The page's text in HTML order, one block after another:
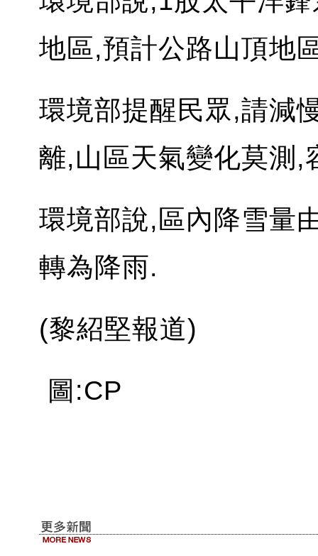
地區,預計公路山頂地
環境部提醒民眾,請減
離,山區天氣變化莫測,
環境部說,區內降雪量
轉為降雨.
(黎紹堅報道)
圖:CP